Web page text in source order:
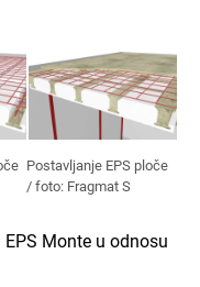
Postavljanje EPS ploče
/ foto: Fragmat S
Monte u odnosu